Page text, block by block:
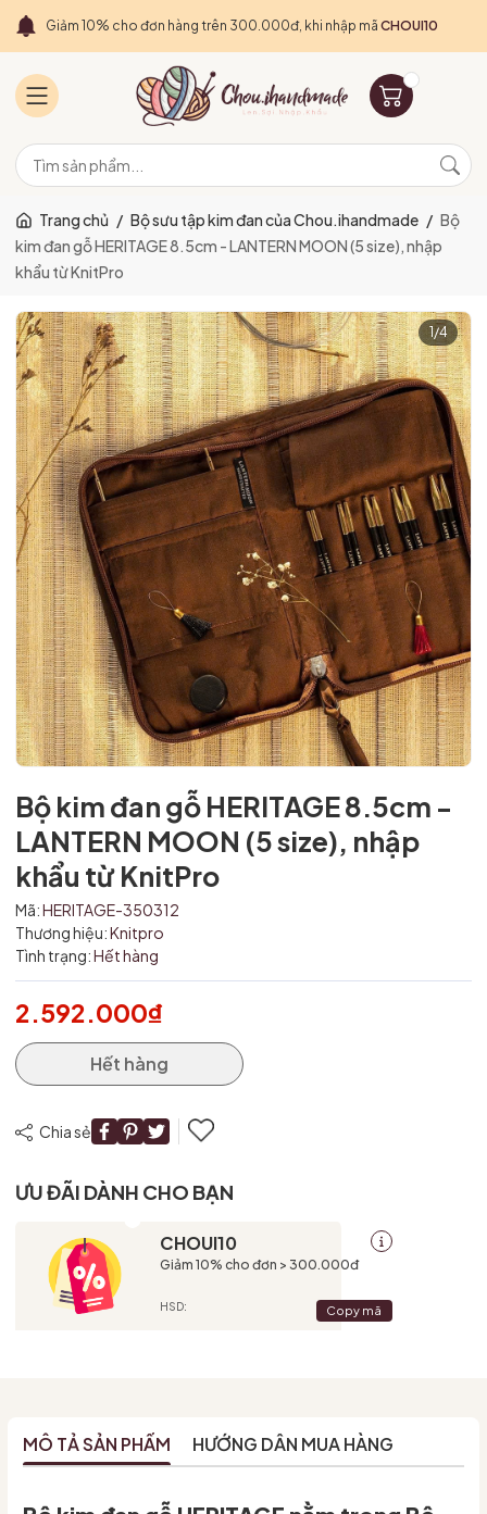
Giảm 10% cho đơn hàng trên 300.000đ, khi nhập mã CHOUI10
Trang chủ / Bộ sưu tập kim đan của Chou.ihandmade / Bộ
kim đan gỗ HERITAGE 8.5cm - LANTERN MOON (5 size), nhập
khẩu từ KnitPro
1/4
Bộ kim đan gỗ HERITAGE 8.5cm -
LANTERN MOON (5 size), nhập
khẩu từ KnitPro
Mã:HERITAGE-350312
Thương hiệu:Knitpro
Tình trạng:Hết hàng
2.592.000₫
Hết hàng
Chia sẻ
ƯU ĐÃI DÀNH CHO BẠN
CHOUI10
Giảm 10% cho đơn > 300.000đ
HSD: Copy mã
MÔ TẢ SẢN PHẨM HƯỚNG DẪN MUA HÀNG
Mã giảm giá:
Ngày hết hạn:
Điều kiện: